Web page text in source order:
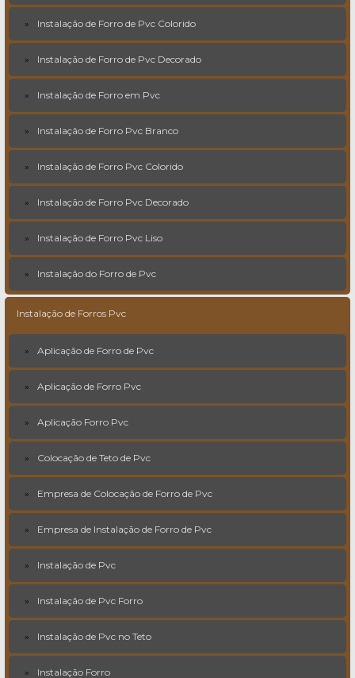
Instalação de Forro de Pvc Colorido
Instalação de Forro de Pvc Decorado
Instalação de Forro em Pvc
Instalação de Forro Pvc Branco
Instalação de Forro Pvc Colorido
Instalação de Forro Pvc Decorado
Instalação de Forro Pvc Liso
Instalação do Forro de Pvc
Instalação de Forros Pvc
Aplicação de Forro de Pvc
Aplicação de Forro Pvc
Aplicação Forro Pvc
Colocação de Teto de Pvc
Empresa de Colocação de Forro de Pvc
Empresa de Instalação de Forro de Pvc
Instalação de Pvc
Instalação de Pvc Forro
Instalação de Pvc no Teto
Instalação Forro